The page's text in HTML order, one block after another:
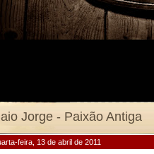
Jorge - Paixão Antiga
feira, 13 de abril de 2011